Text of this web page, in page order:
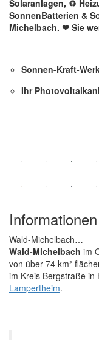
Solaranlagen, ♻
SonnenBatterien &
Michelbach. ❤ Sie
Sonnen-Kraft-
Ihr
Wald-Michelbach…
Wald-Michelbach im
von über 74 km²
im Kreis Bergstraße in
Lampertheim.